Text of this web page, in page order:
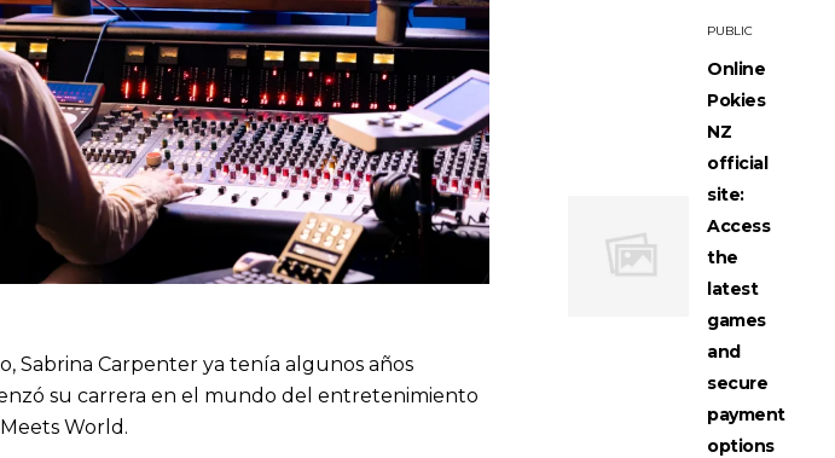
Sabrina Carpenter ya tenía algunos años
su carrera en el mundo del entretenimiento
World.
PUBLIC
Online
Pokies
NZ
official
site:
Access
the
latest
games
and
secure
payment
options